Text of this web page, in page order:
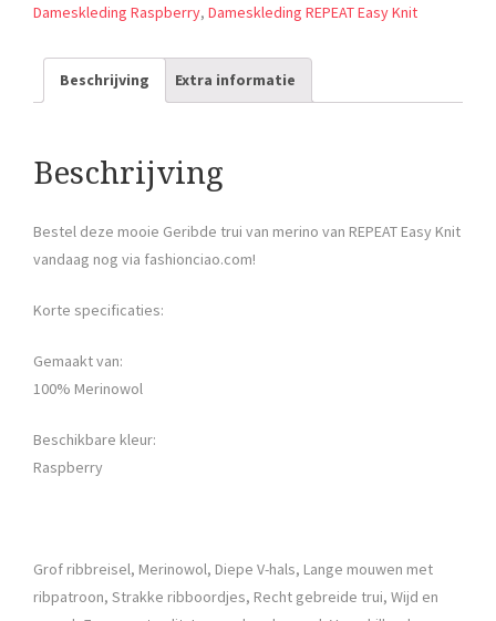
Dameskleding Raspberry, Dameskleding REPEAT Easy Knit
Beschrijving Extra informatie
Beschrijving
Bestel deze mooie Geribde trui van merino van REPEAT Easy Knit
vandaag nog via fashionciao.com!
Korte specificaties:
Gemaakt van:
100% Merinowol
Beschikbare kleur:
Raspberry
Grof ribbreisel, Merinowol, Diepe V-hals, Lange mouwen met
ribpatroon, Strakke ribboordjes, Recht gebreide trui, Wijd en